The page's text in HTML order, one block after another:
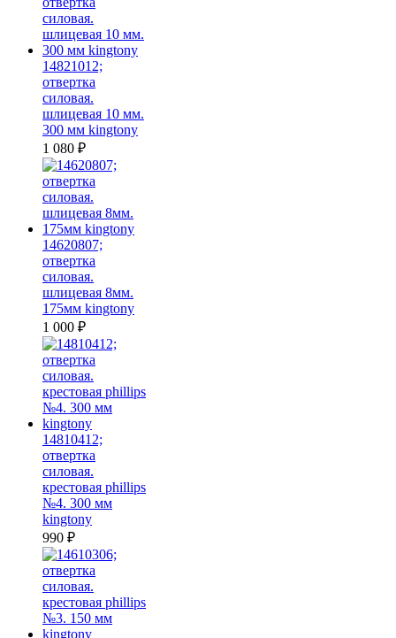
14821012;
отвертка
силовая.
шлицевая 10 мм.
300 мм kingtony
1 080 ₽
14620807;
отвертка
силовая.
шлицевая 8мм.
175мм kingtony
1 000 ₽
14810412;
отвертка
силовая.
крестовая phillips
№4. 300 мм
kingtony
990 ₽